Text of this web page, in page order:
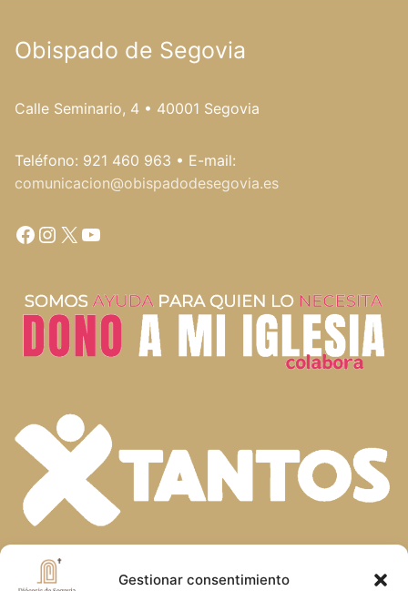
Gestionar consentimiento
Obispado de Segovia
Calle Seminario, 4 • 40001 Segovia
Teléfono: 921 460 963 • E-mail:
comunicacion@obispadodesegovia.es
Facebook
Instagram
X YouTube
En la diversidad de dones que el Espíritu